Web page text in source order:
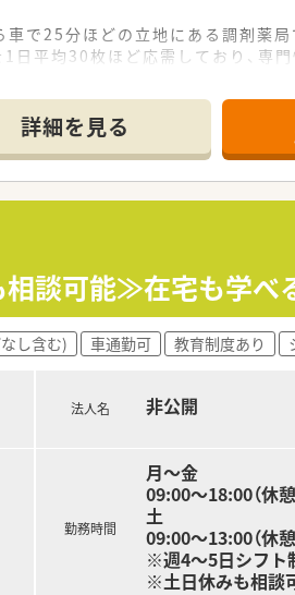
で25分ほどの立地にある調剤薬局
平均30枚ほど応需しており、専門
、ゆとりをもった人員体制が特徴
おり、子育て中の方も無理なく勤
業務に取り組める方を求めている
薬局を展開する地域密着型の法人で
を入れており、定着率も高いのが
がら、着実に事業を拡大している
薬指導といった業務を担当してい
タイルに合わせて働くことができま
詳細を見る
相談可能≫在宅も学べ
し含む) 車通勤可 教育制度あり
法人名 非公開
勤務時間
月～金
09:00～18:00（休憩
土
09:00～13:00（休憩
※週4～5日シフト
※土日休みも相談